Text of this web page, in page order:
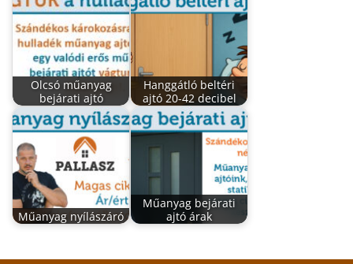
Olcsó műanyag
bejárati ajtó
Hanggátló beltéri
ajtó 20-42 decibel
Műanyag nyílászáró
Műanyag bejárati
ajtó árak